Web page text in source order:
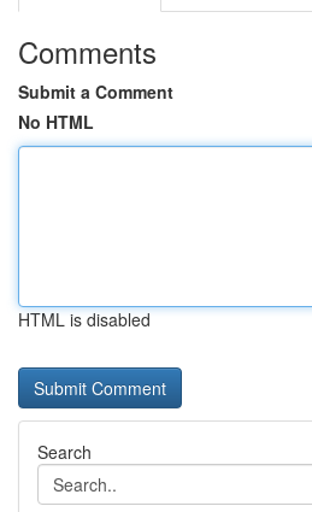
Comments
Submit a Comment
No HTML
HTML is disabled
Search